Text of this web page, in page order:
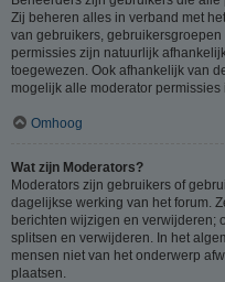
Zij beheren alles in verband met
van gebruikers,
permissies zijn natuurlijk
toegewezen. Ook afhankelijk van
mogelijk alle moderator permissies
Omhoog
Wat zijn Moderators?
Moderators zijn gebruikers of
dagelijkse werking van het forum.
berichten wijzigen en verwijderen;
splitsen en verwijderen. In het
mensen niet van het onderwerp
plaatsen.